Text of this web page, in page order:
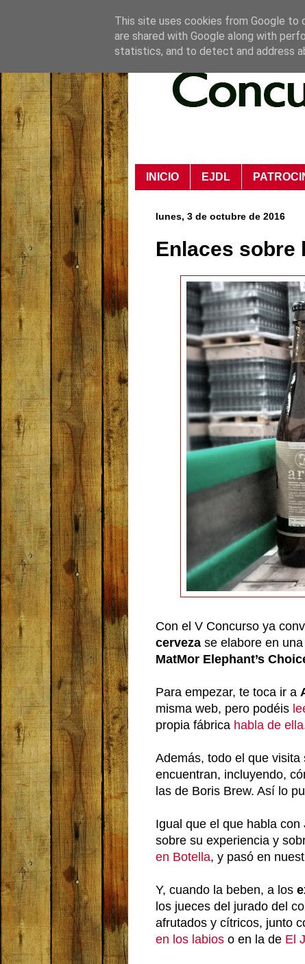
INICIO EJDL
lunes, 3 de octubre de 2016
Enlaces sobre
Con el V Concurso ya
cerveza se elabore en
MatMor Elephant’s
Para empezar, te toca ir a
misma web, pero podéis
propia fábrica habla de ella
Además, todo el que visita
encuentran, incluyendo,
las de Boris Brew. Así lo
Igual que el que habla con
sobre su experiencia y
en Botella, y pasó en
Y, cuando la beben, a los
los jueces del jurado del
afrutados y cítricos, junto
en los labios o en la de El
This site uses cookies from Google to
are shared with Google along with
statistics, and to detect and address